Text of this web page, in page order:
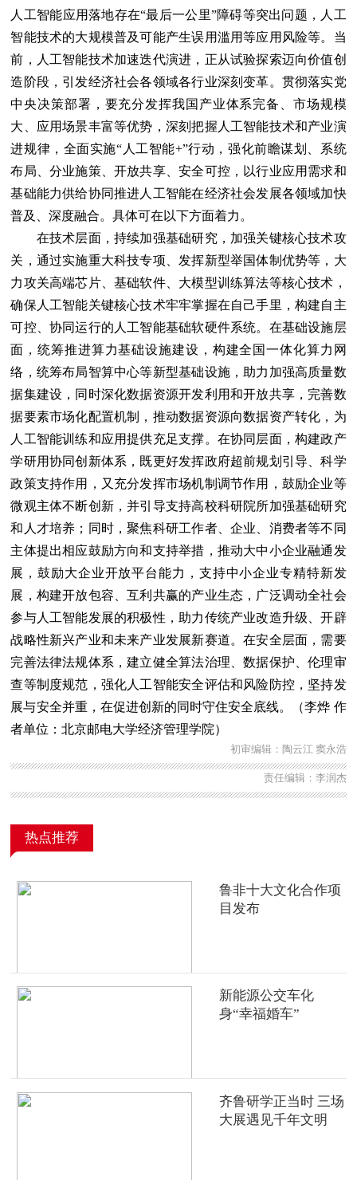
人工智能应用落地存在“最后一公里”障碍等突出问题，人工
智能技术的大规模普及可能产生误用滥用等应用风险等。当
前，人工智能技术加速迭代演进，正从试验探索迈向价值创
造阶段，引发经济社会各领域各行业深刻变革。贯彻落实党
中央决策部署，要充分发挥我国产业体系完备、市场规模
大、应用场景丰富等优势，深刻把握人工智能技术和产业演
进规律，全面实施“人工智能+”行动，强化前瞻谋划、系统
布局、分业施策、开放共享、安全可控，以行业应用需求和
基础能力供给协同推进人工智能在经济社会发展各领域加快
普及、深度融合。具体可在以下方面着力。
在技术层面，持续加强基础研究，加强关键核心技术攻
关，通过实施重大科技专项、发挥新型举国体制优势等，大
力攻关高端芯片、基础软件、大模型训练算法等核心技术，
确保人工智能关键核心技术牢牢掌握在自己手里，构建自主
可控、协同运行的人工智能基础软硬件系统。在基础设施层
面，统筹推进算力基础设施建设，构建全国一体化算力网
络，统筹布局智算中心等新型基础设施，助力加强高质量数
据集建设，同时深化数据资源开发利用和开放共享，完善数
据要素市场化配置机制，推动数据资源向数据资产转化，为
人工智能训练和应用提供充足支撑。在协同层面，构建政产
学研用协同创新体系，既更好发挥政府超前规划引导、科学
政策支持作用，又充分发挥市场机制调节作用，鼓励企业等
微观主体不断创新，并引导支持高校科研院所加强基础研究
和人才培养；同时，聚焦科研工作者、企业、消费者等不同
主体提出相应鼓励方向和支持举措，推动大中小企业融通发
展，鼓励大企业开放平台能力，支持中小企业专精特新发
展，构建开放包容、互利共赢的产业生态，广泛调动全社会
参与人工智能发展的积极性，助力传统产业改造升级、开辟
战略性新兴产业和未来产业发展新赛道。在安全层面，需要
完善法律法规体系，建立健全算法治理、数据保护、伦理审
查等制度规范，强化人工智能安全评估和风险防控，坚持发
展与安全并重，在促进创新的同时守住安全底线。（李烨 作
者单位：北京邮电大学经济管理学院）
初审编辑：陶云江 窦永浩
责任编辑：李润杰
热点推荐
鲁非十大文化合作项
目发布
新能源公交车化
身“幸福婚车”
齐鲁研学正当时 三场
大展遇见千年文明